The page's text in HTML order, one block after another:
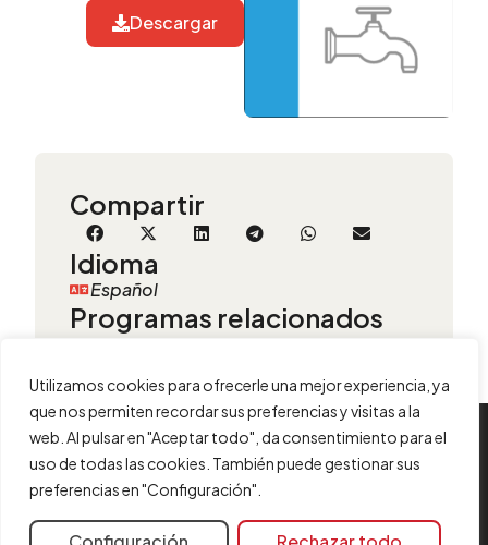
Utilizamos cookies para ofrecerle una mejor experiencia, ya
que nos permiten recordar sus preferencias y visitas a la
web. Al pulsar en "Aceptar todo", da consentimiento para el
uso de todas las cookies. También puede gestionar sus
preferencias en "Configuración".
Compartir
Idioma
Español
Programas relacionados
Descargar
INFORMACIÓN
Contacta con nosotros
Aviso legal